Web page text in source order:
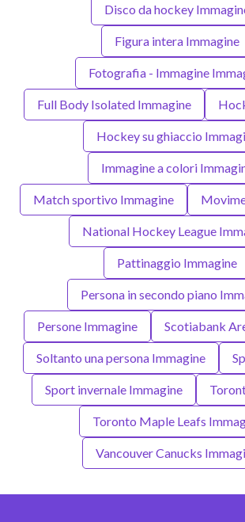
Disco da hockey
Figura intera Immagine
Fotografia - Immagine
Full Body Isolated Immagine
Hockey su ghiaccio
Immagine a colori
Match sportivo Immagine
National Hockey League
Pattinaggio Immagine
Persona in secondo piano
Persone Immagine Scotiabank
Soltanto una persona Immagine
Sport invernale Immagine
Toronto Maple Leafs
Vancouver Canucks